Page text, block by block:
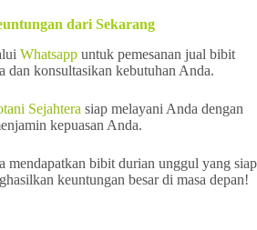
dari Sekarang
Whatsapp untuk pemesanan jual bibit
dan konsultasikan kebutuhan Anda.
Sejahtera siap melayani Anda dengan
kepuasan Anda.
mendapatkan bibit durian unggul yang siap
keuntungan besar di masa depan!